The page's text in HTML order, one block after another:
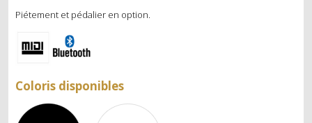
PIANOS À QUEUE
ACCORD
Piétement et pédalier en option.
Coloris disponibles